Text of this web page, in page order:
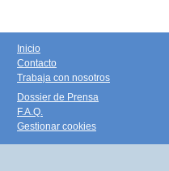
Inicio
Contacto
Trabaja con nosotros
Dossier de Prensa
F.A.Q.
Gestionar cookies